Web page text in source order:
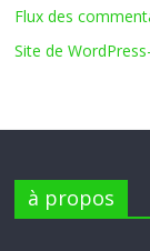
Flux des
Site de
à propos